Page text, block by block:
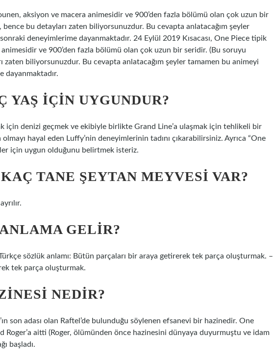
aksiyon ve macera animesidir ve 900’den fazla bölümü olan çok uzun bir
bence bu detayları zaten biliyorsunuzdur. Bu cevapta anlatacağım şeyler
deneyimlerime dayanmaktadır. 24 Eylül 2019 Kısacası, One Piece tipik
ve 900’den fazla bölümü olan çok uzun bir seridir. (Bu soruyu
zaten biliyorsunuzdur. Bu cevapta anlatacağım şeyler tamamen bu animeyi
dayanmaktadır.
YAŞ IÇIN UYGUNDUR?
için denizi geçmek ve ekibiyle birlikte Grand Line’a ulaşmak için tehlikeli bir
hayal eden Luffy’nin deneyimlerinin tadını çıkarabilirsiniz. Ayrıca “One
için uygun olduğunu belirtmek isteriz.
TANE ŞEYTAN MEYVESI VAR?
GELIR?
sözlük anlamı: Bütün parçaları bir araya getirerek tek parça oluşturmak. –
tek parça oluşturmak.
NEDIR?
son adası olan Raftel’de bulunduğu söylenen efsanevi bir hazinedir. One
Roger’a aitti (Roger, ölümünden önce hazinesini dünyaya duyurmuştu ve idam
başladı.